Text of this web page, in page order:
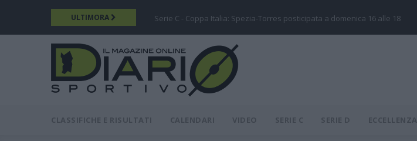
contenuto
ULTIMORA
de is giòvunus o is… Serie C - Coppa Italia: Spezia-Torres posticipata a domenica 16 alle 18
MAIN
MENU
CLASSIFICHE E RISULTATI CALENDARI VIDEO SERIE C SERIE D ECCELLENZA